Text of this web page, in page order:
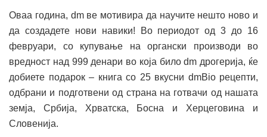
Оваа година, dm ве мотивира да научите нешто ново и
да создадете нови навики! Во периодот од 3 до 16
февруари, со купување на органски производи во
вредност над 999 денари во која било dm дрогерија, ќе
добиете подарок – книга со 25 вкусни dmBio рецепти,
одбрани и подготвени од страна на готвачи од нашата
земја, Србија, Хрватска, Босна и Херцеговина и
Словенија.